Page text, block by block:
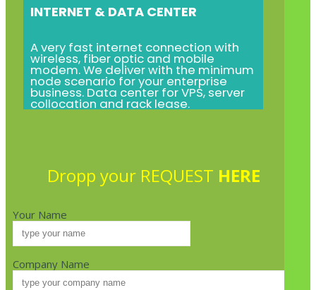
INTERNET & DATA CENTER
A very fast internet connection with
wireless, fiber optic and mobile
modem. We deliver with the minimum
node scenario for your enterprise
business. Data center for VPS, server
collocation and rack lease.
Dropp your REQUEST HERE
Your Name
Company Name